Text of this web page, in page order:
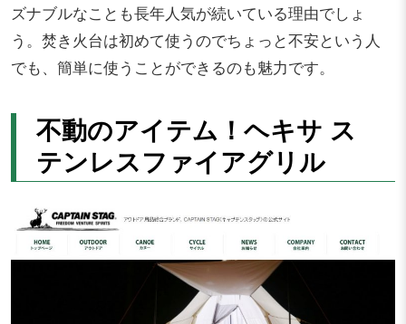
ズナブルなことも長年人気が続いている理由でしょ
う。焚き火台は初めて使うのでちょっと不安という人
でも、簡単に使うことができるのも魅力です。
不動のアイテム！ヘキサ ス
テンレスファイアグリル